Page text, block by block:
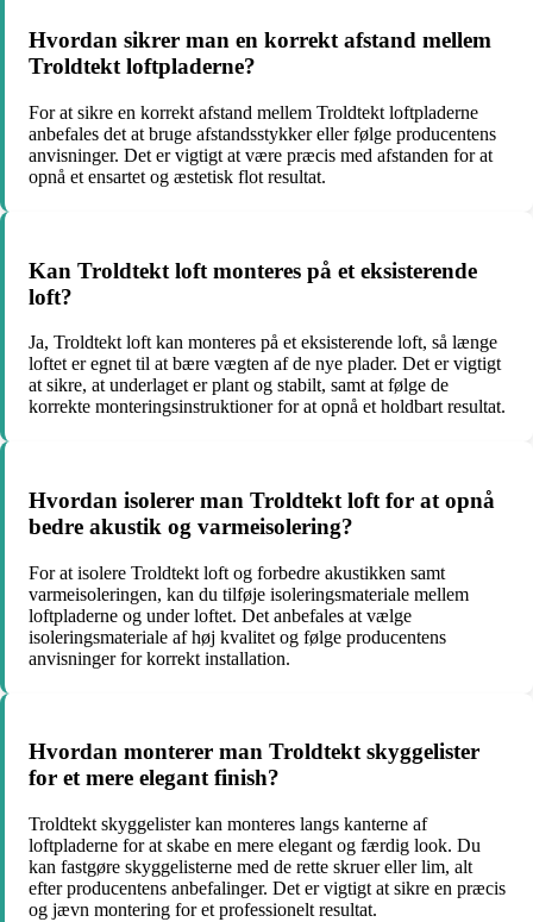
Hvordan sikrer man en korrekt afstand mellem
Troldtekt loftpladerne?
For at sikre en korrekt afstand mellem Troldtekt loftpladerne
anbefales det at bruge afstandsstykker eller følge producentens
anvisninger. Det er vigtigt at være præcis med afstanden for at
opnå et ensartet og æstetisk flot resultat.
Kan Troldtekt loft monteres på et eksisterende
loft?
Ja, Troldtekt loft kan monteres på et eksisterende loft, så længe
loftet er egnet til at bære vægten af de nye plader. Det er vigtigt
at sikre, at underlaget er plant og stabilt, samt at følge de
korrekte monteringsinstruktioner for at opnå et holdbart resultat.
Hvordan isolerer man Troldtekt loft for at opnå
bedre akustik og varmeisolering?
For at isolere Troldtekt loft og forbedre akustikken samt
varmeisoleringen, kan du tilføje isoleringsmateriale mellem
loftpladerne og under loftet. Det anbefales at vælge
isoleringsmateriale af høj kvalitet og følge producentens
anvisninger for korrekt installation.
Hvordan monterer man Troldtekt skyggelister
for et mere elegant finish?
Troldtekt skyggelister kan monteres langs kanterne af
loftpladerne for at skabe en mere elegant og færdig look. Du
kan fastgøre skyggelisterne med de rette skruer eller lim, alt
efter producentens anbefalinger. Det er vigtigt at sikre en præcis
og jævn montering for et professionelt resultat.